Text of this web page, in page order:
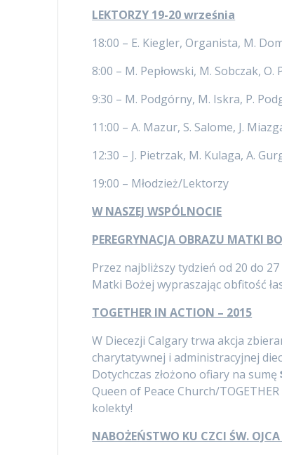
LEKTORZY 19-20 września
18:00 – E. Kiegler, Organista, M.
8:00 – M. Pepłowski, M. Sobczak, O.
9:30 – M. Podgórny, M. Iskra, P.
11:00 – A. Mazur, S. Salome, J.
12:30 – J. Pietrzak, M. Kulaga, A.
19:00 – Młodzież/Lektorzy
W NASZEJ WSPÓLNOCIE
PEREGRYNACJA OBRAZU MATKI
Przez najbliższy tydzień od 20 do
Matki Bożej wypraszając obfitość
TOGETHER IN ACTION – 2015
W Diecezji Calgary trwa akcja
charytatywnej i administracyjnej
Dotychczas złożono ofiary na sumę
Queen of Peace Church/
kolekty!
NABOŻEŃSTWO KU CZCI ŚW.